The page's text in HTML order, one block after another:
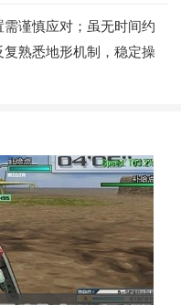
谨慎应对；虽无时间约
熟悉地形机制，稳定操